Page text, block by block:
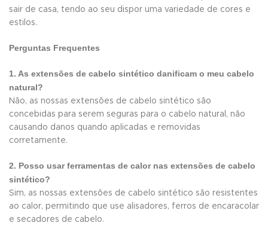
sair de casa, tendo ao seu dispor uma variedade de cores e
estilos.
Perguntas Frequentes
1. As extensões de cabelo sintético danificam o meu cabelo
natural?
Não, as nossas extensões de cabelo sintético são
concebidas para serem seguras para o cabelo natural, não
causando danos quando aplicadas e removidas
corretamente.
2. Posso usar ferramentas de calor nas extensões de cabelo
sintético?
Sim, as nossas extensões de cabelo sintético são resistentes
ao calor, permitindo que use alisadores, ferros de encaracolar
e secadores de cabelo.